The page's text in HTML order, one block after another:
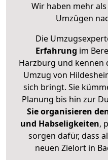
Wir haben mehr
Umzügen
Die
Erfahrung im
Harzburg und kennen
Umzug von
sich bringt. Sie
Planung bis hin zur
Sie organisieren
und Habseligkeiten,
sorgen dafür, dass
neuen Zielort in